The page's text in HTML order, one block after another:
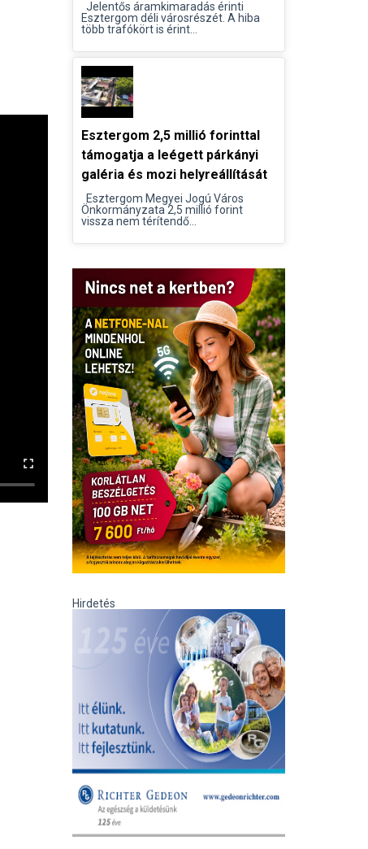
Jelentős áramkimaradás érinti
Esztergom déli városrészét. A hiba
több trafókört is érint...
Esztergom 2,5 millió forinttal
támogatja a leégett párkányi
galéria és mozi helyreállítását
Esztergom Megyei Jogú Város
Önkormányzata 2,5 millió forint
vissza nem térítendő...
Hirdetés